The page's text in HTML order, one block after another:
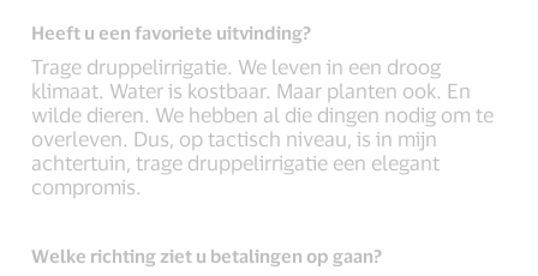
Heeft u een favoriete uitvinding?
Trage druppelirrigatie. We leven in een droog
klimaat. Water is kostbaar. Maar planten ook. En
wilde dieren. We hebben al die dingen nodig om te
overleven. Dus, op tactisch niveau, is in mijn
achtertuin, trage druppelirrigatie een elegant
compromis.
Welke richting ziet u betalingen op gaan?